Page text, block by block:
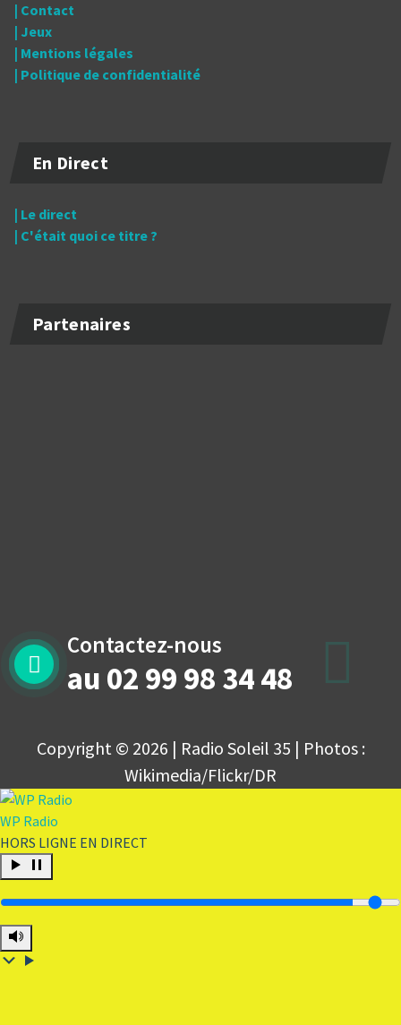
| Contact
| Jeux
| Mentions légales
| Politique de confidentialité
En Direct
| Le direct
| C'était quoi ce titre ?
Partenaires
Contactez-nous
au 02 99 98 34 48
Copyright © 2026 | Radio Soleil 35 | Photos :
Wikimedia/Flickr/DR
WP Radio
HORS LIGNE EN DIRECT